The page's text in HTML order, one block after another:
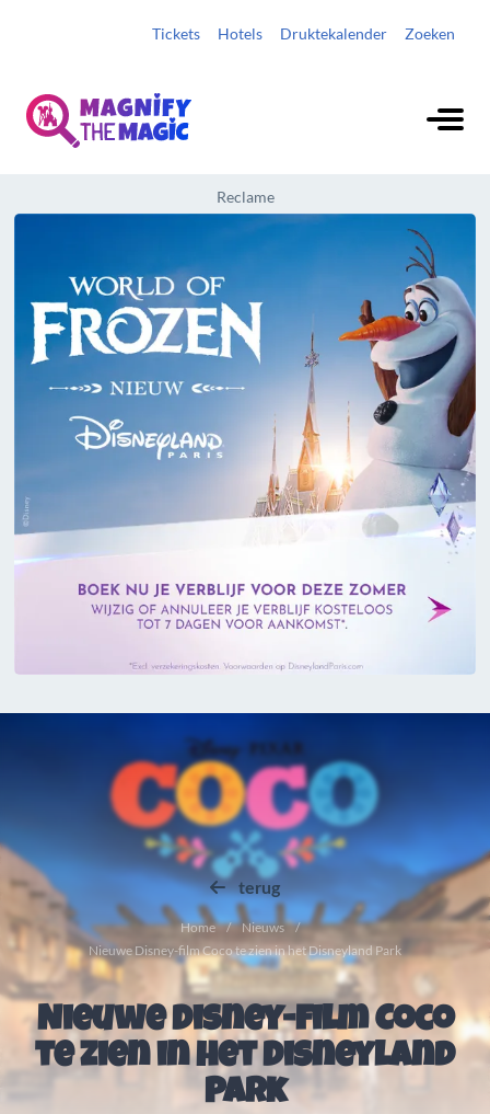
Tickets Hotels Druktekalender Zoeken
Reclame
terug
Home
Nieuws
Nieuwe Disney-film Coco te zien in het Disneyland Park
Nieuwe Disney-film Coco
te zien in het Disneyland
Park